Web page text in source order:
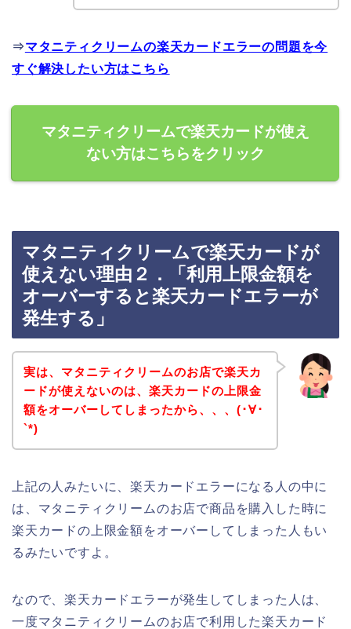
⇒マタニティクリームの楽天カードエラーの問題を今
すぐ解決したい方はこちら
マタニティクリームで楽天カードが使え
ない方はこちらをクリック
マタニティクリームで楽天カードが
使えない理由２．「利用上限金額を
オーバーすると楽天カードエラーが
発生する」
実は、マタニティクリームのお店で楽天カ
ードが使えないのは、楽天カードの上限金
額をオーバーしてしまったから、、、(･∀･
`*)
上記の人みたいに、楽天カードエラーになる人の中に
は、マタニティクリームのお店で商品を購入した時に
楽天カードの上限金額をオーバーしてしまった人もい
るみたいですよ。
なので、楽天カードエラーが発生してしまった人は、
一度マタニティクリームのお店で利用した楽天カード